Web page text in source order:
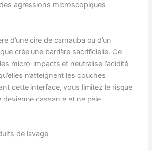
agressions microscopiques
d’une cire de carnauba ou d’un
crée une barrière sacrificielle. Ce
micro-impacts et neutralise l’acidité
n’atteignent les couches
cette interface, vous limitez le risque
devienne cassante et ne pèle
de lavage